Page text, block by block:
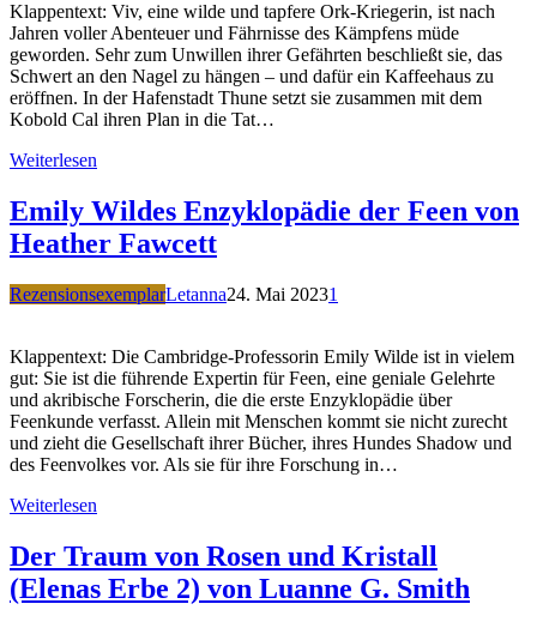
Klappentext: Viv, eine wilde und tapfere Ork-Kriegerin, ist nach
Jahren voller Abenteuer und Fährnisse des Kämpfens müde
geworden. Sehr zum Unwillen ihrer Gefährten beschließt sie, das
Schwert an den Nagel zu hängen – und dafür ein Kaffeehaus zu
eröffnen. In der Hafenstadt Thune setzt sie zusammen mit dem
Kobold Cal ihren Plan in die Tat…
Weiterlesen
Emily Wildes Enzyklopädie der Feen von
Heather Fawcett
RezensionsexemplarLetanna24. Mai 20231
Klappentext: Die Cambridge-Professorin Emily Wilde ist in vielem
gut: Sie ist die führende Expertin für Feen, eine geniale Gelehrte
und akribische Forscherin, die die erste Enzyklopädie über
Feenkunde verfasst. Allein mit Menschen kommt sie nicht zurecht
und zieht die Gesellschaft ihrer Bücher, ihres Hundes Shadow und
des Feenvolkes vor. Als sie für ihre Forschung in…
Weiterlesen
Der Traum von Rosen und Kristall
(Elenas Erbe 2) von Luanne G. Smith